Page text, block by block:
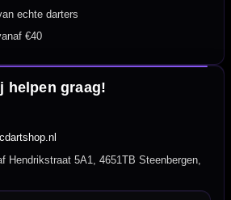
echte darters
€40
helpen graag!
Hendrikstraat 5A1, 4651TB Steenbergen,